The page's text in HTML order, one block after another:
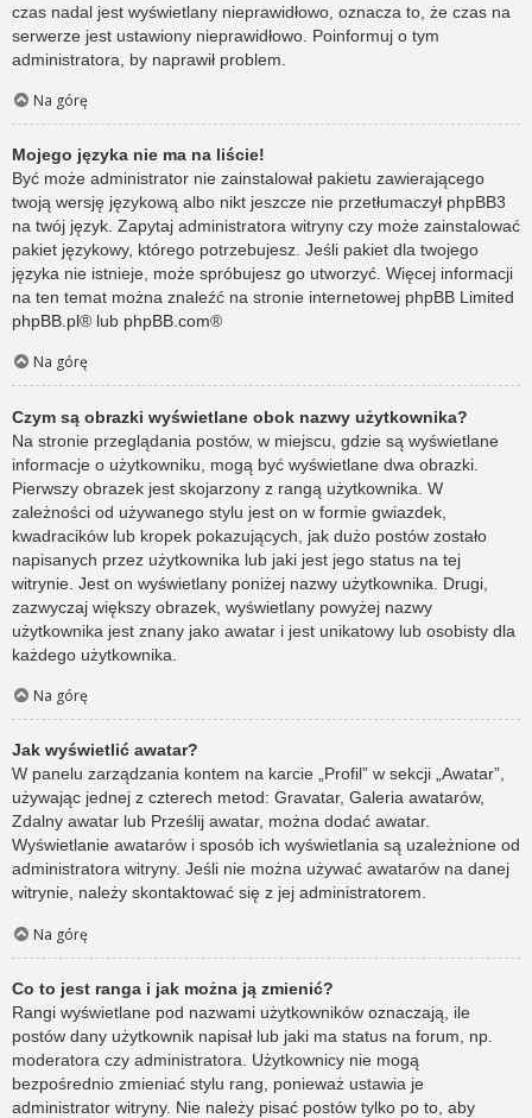
czas nadal jest wyświetlany nieprawidłowo, oznacza to, że czas na
serwerze jest ustawiony nieprawidłowo. Poinformuj o tym
administratora, by naprawił problem.
Na górę
Mojego języka nie ma na liście!
Być może administrator nie zainstalował pakietu zawierającego
twoją wersję językową albo nikt jeszcze nie przetłumaczył phpBB3
na twój język. Zapytaj administratora witryny czy może zainstalować
pakiet językowy, którego potrzebujesz. Jeśli pakiet dla twojego
języka nie istnieje, może spróbujesz go utworzyć. Więcej informacji
na ten temat można znaleźć na stronie internetowej phpBB Limited
phpBB.pl® lub phpBB.com®
Na górę
Czym są obrazki wyświetlane obok nazwy użytkownika?
Na stronie przeglądania postów, w miejscu, gdzie są wyświetlane
informacje o użytkowniku, mogą być wyświetlane dwa obrazki.
Pierwszy obrazek jest skojarzony z rangą użytkownika. W
zależności od używanego stylu jest on w formie gwiazdek,
kwadracików lub kropek pokazujących, jak dużo postów zostało
napisanych przez użytkownika lub jaki jest jego status na tej
witrynie. Jest on wyświetlany poniżej nazwy użytkownika. Drugi,
zazwyczaj większy obrazek, wyświetlany powyżej nazwy
użytkownika jest znany jako awatar i jest unikatowy lub osobisty dla
każdego użytkownika.
Na górę
Jak wyświetlić awatar?
W panelu zarządzania kontem na karcie „Profil” w sekcji „Awatar”,
używając jednej z czterech metod: Gravatar, Galeria awatarów,
Zdalny awatar lub Prześlij awatar, można dodać awatar.
Wyświetlanie awatarów i sposób ich wyświetlania są uzależnione od
administratora witryny. Jeśli nie można używać awatarów na danej
witrynie, należy skontaktować się z jej administratorem.
Na górę
Co to jest ranga i jak można ją zmienić?
Rangi wyświetlane pod nazwami użytkowników oznaczają, ile
postów dany użytkownik napisał lub jaki ma status na forum, np.
moderatora czy administratora. Użytkownicy nie mogą
bezpośrednio zmieniać stylu rang, ponieważ ustawia je
administrator witryny. Nie należy pisać postów tylko po to, aby